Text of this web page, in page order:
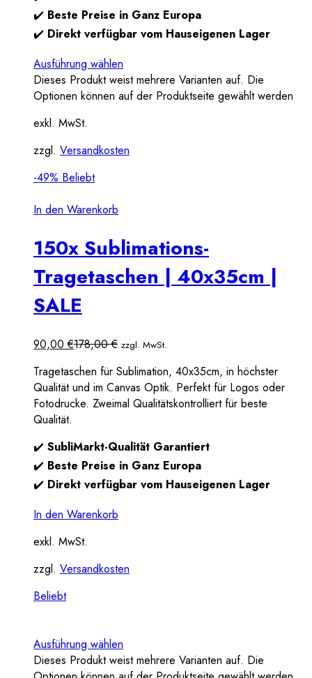
✔️ Beste Preise in Ganz Europa
✔️ Direkt verfügbar vom Hauseigenen Lager
Ausführung wählen
Dieses Produkt weist mehrere Varianten auf. Die
Optionen können auf der Produktseite gewählt werden
exkl. MwSt.
zzgl. Versandkosten
-49% Beliebt
In den Warenkorb
150x Sublimations-
Tragetaschen | 40x35cm |
SALE
90,00€178,00€ zzgl. MwSt.
Tragetaschen für Sublimation, 40x35cm, in höchster
Qualität und im Canvas Optik. Perfekt für Logos oder
Fotodrucke. Zweimal Qualitätskontrolliert für beste
Qualität.
✔️ SubliMarkt-Qualität Garantiert
✔️ Beste Preise in Ganz Europa
✔️ Direkt verfügbar vom Hauseigenen Lager
In den Warenkorb
exkl. MwSt.
zzgl. Versandkosten
Beliebt
Ausführung wählen
Dieses Produkt weist mehrere Varianten auf. Die